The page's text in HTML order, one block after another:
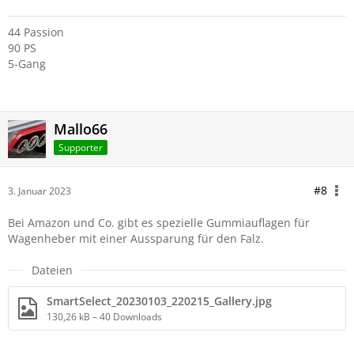
44 Passion
90 PS
5-Gang
Mallo66
Supporter
3. Januar 2023 #8
Bei Amazon und Co. gibt es spezielle Gummiauflagen für
Wagenheber mit einer Aussparung für den Falz.
Dateien
SmartSelect_20230103_220215_Gallery.jpg
130,26 kB – 40 Downloads